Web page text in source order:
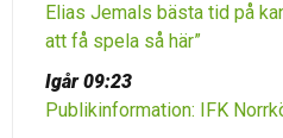
Elias Jemals bästa tid på
att få spela så här”
Igår 09:23
Publikinformation: IFK